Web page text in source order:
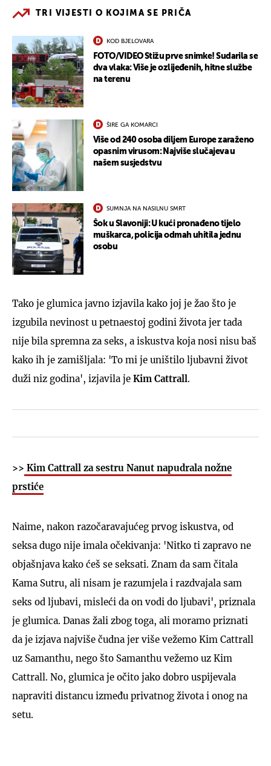
TRI VIJESTI O KOJIMA SE PRIČA
KOD BJELOVARA
FOTO/VIDEO Stižu prve snimke! Sudarila se
dva vlaka: Više je ozlijeđenih, hitne službe
na terenu
ŠIRE GA KOMARCI
Više od 240 osoba diljem Europe zaraženo
opasnim virusom: Najviše slučajeva u
našem susjedstvu
SUMNJA NA NASILNU SMRT
Šok u Slavoniji: U kući pronađeno tijelo
muškarca, policija odmah uhitila jednu
osobu
Tako je glumica javno izjavila kako joj je žao što je
izgubila nevinost u petnaestoj godini života jer tada
nije bila spremna za seks, a iskustva koja nosi nisu baš
kako ih je zamišljala: 'To mi je uništilo ljubavni život
duži niz godina', izjavila je Kim Cattrall.
>> Kim Cattrall za sestru Nanut napudrala nožne
prstiće
Naime, nakon razočaravajućeg prvog iskustva, od
seksa dugo nije imala očekivanja: 'Nitko ti zapravo ne
objašnjava kako ćeš se seksati. Znam da sam čitala
Kama Sutru, ali nisam je razumjela i razdvajala sam
seks od ljubavi, misleći da on vodi do ljubavi', priznala
je glumica. Danas žali zbog toga, ali moramo priznati
da je izjava najviše čudna jer više vežemo Kim Cattrall
uz Samanthu, nego što Samanthu vežemo uz Kim
Cattrall. No, glumica je očito jako dobro uspijevala
napraviti distancu između privatnog života i onog na
setu.